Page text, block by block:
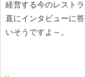
経営する今のレスト
直にインタビューに
いそうですよ～。